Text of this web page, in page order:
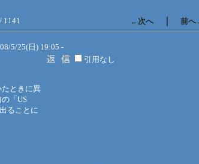
1141 ←次へ｜ 前
5/25(日) 19:05 -
ときに異
「US
ることに
引用なし